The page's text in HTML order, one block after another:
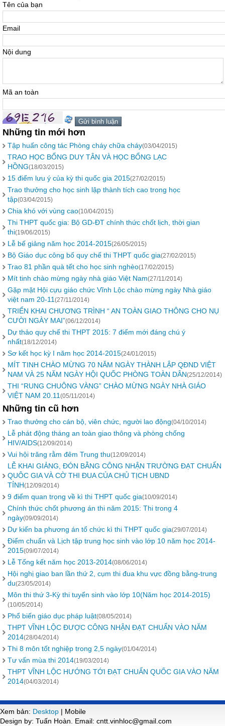
Tên của bạn
Email
Nội dung
Mã an toàn
Những tin mới hơn
Tập huấn công tác Phòng cháy chữa cháy(03/04/2015)
TRAO HỌC BỔNG DUY TÂN VÀ HỌC BỔNG LẠC
HỒNG(18/03/2015)
15 điểm lưu ý của kỳ thi quốc gia 2015(27/02/2015)
Trao thưởng cho học sinh lập thành tích cao trong học
tập(03/04/2015)
Chia khó với vùng cao(10/04/2015)
Thi THPT quốc gia: Bộ GD-ĐT chính thức chốt lịch, thời gian
thi(19/06/2015)
Lễ bế giảng năm học 2014-2015(26/05/2015)
Bộ Giáo dục công bố quy chế thi THPT quốc gia(27/02/2015)
Trao 81 phần quà tết cho học sinh nghèo(17/02/2015)
Mít tinh chào mừng ngày nhà giáo Việt Nam(27/11/2014)
Gặp mặt Hội cựu giáo chức Vĩnh Lộc chào mừng ngày Nhà giáo
việt nam 20-11 (27/11/2014)
TRIỂN KHAI CHƯƠNG TRÌNH “ AN TOÀN GIAO THÔNG CHO NỤ
CƯỜI NGÀY MAI”(06/12/2014)
Dự thảo quy chế thi THPT 2015: 7 điểm mới đáng chú ý
nhất(18/12/2014)
Sơ kết học kỳ I năm học 2014-2015(24/01/2015)
MÍT TINH CHÀO MỪNG 70 NĂM NGÀY THÀNH LẬP QĐND VIỆT
NAM VÀ 25 NĂM NGÀY HỘI QUỐC PHÒNG TOÀN DÂN(25/12/2014)
THI “RUNG CHUÔNG VÀNG” CHÀO MỪNG NGÀY NHÀ GIÁO
VIỆT NAM 20.11 (05/11/2014)
Những tin cũ hơn
Trao thưởng cho cán bộ, viên chức, người lao động(04/10/2014)
Lễ phát động tháng an toàn giao thông và phòng chống
HIV/AIDS(12/09/2014)
Vui hội trăng rằm đêm Trung thu(12/09/2014)
LỄ KHAI GIẢNG, ĐÓN BẰNG CÔNG NHẬN TRƯỜNG ĐẠT CHUẨN
QUÔC GIA VÀ CỜ THI ĐUA CỦA CHỦ TỊCH UBND
TỈNH(12/09/2014)
9 điểm quan trọng về kì thi THPT quốc gia(10/09/2014)
Chính thức chốt phương án thi năm 2015: Thi trong 4
ngày(09/09/2014)
Dự kiến ba phương án tổ chức kì thi THPT quốc gia(29/07/2014)
Điểm chuẩn và Lịch tập trung học sinh vào lớp 10 năm học 2014-
2015(09/07/2014)
Lễ Tổng kết năm học 2013-2014(08/06/2014)
Hội nghị giao ban lần thứ 2, cụm thi đua khu vực đồng bằng-trung
du(23/05/2014)
Môn thi thứ 3-Kỳ thi tuyển sinh vào lớp 10(Năm học 2014-2015)
(10/05/2014)
Phổ biến giáo dục pháp luật(08/05/2014)
THPT VĨNH LỘC ĐƯỢC CÔNG NHẬN ĐẠT CHUẨN VÀO NĂM
2014(28/04/2014)
Thi 8 môn tốt nghiệp trong 2,5 ngày(01/04/2014)
Tư vấn mùa thi 2014(19/03/2014)
THPT VĨNH LỘC HƯỚNG TỚI ĐẠT CHUẨN QUỐC GIA VÀO NĂM
2014(04/03/2014)
Xem bản: Desktop | Mobile
Design by: Tuấn Hoàn. Email: cntt.vinhloc@gmail.com